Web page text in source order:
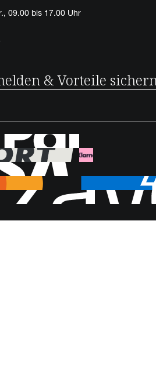
09.00 bis 17.00 Uhr
& Vorteile